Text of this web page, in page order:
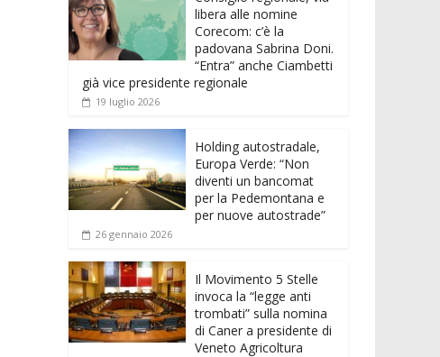
o
k
p
p
g
er
e
dI
n
di
vi
di
libera alle nomine
Corecom: c’è la
padovana Sabrina Doni.
“Entra” anche Ciambetti
già vice presidente regionale
19 luglio 2026
Holding autostradale,
Europa Verde: “Non
diventi un bancomat
per la Pedemontana e
per nuove autostrade”
26 gennaio 2026
Il Movimento 5 Stelle
invoca la “legge anti
trombati” sulla nomina
di Caner a presidente di
Veneto Agricoltura